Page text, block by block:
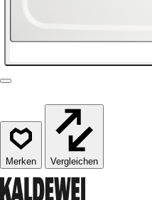
Vergleichen